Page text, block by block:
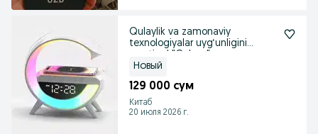
Qulaylik va zamonaviy
texnologiyalar uyg‘unligini
Новый
129 000 сум
Китаб
20 июля 2026 г.